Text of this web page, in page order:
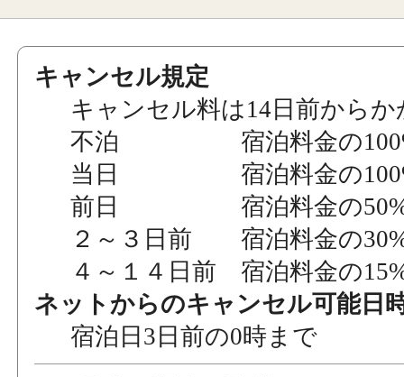
キャンセル規定
キャンセル料は14日前から
不泊 宿泊料金の
当日 宿泊料金の
前日 宿泊料金の
２～３日前 宿泊料金の
４～１４日前 宿泊料金の
ネットからのキャンセル可能日
宿泊日3日前の0時まで